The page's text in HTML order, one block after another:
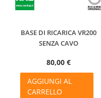
BASE DI RICARICA VR200
SENZA CAVO
80,00 €
AGGIUNGI AL
CARRELLO